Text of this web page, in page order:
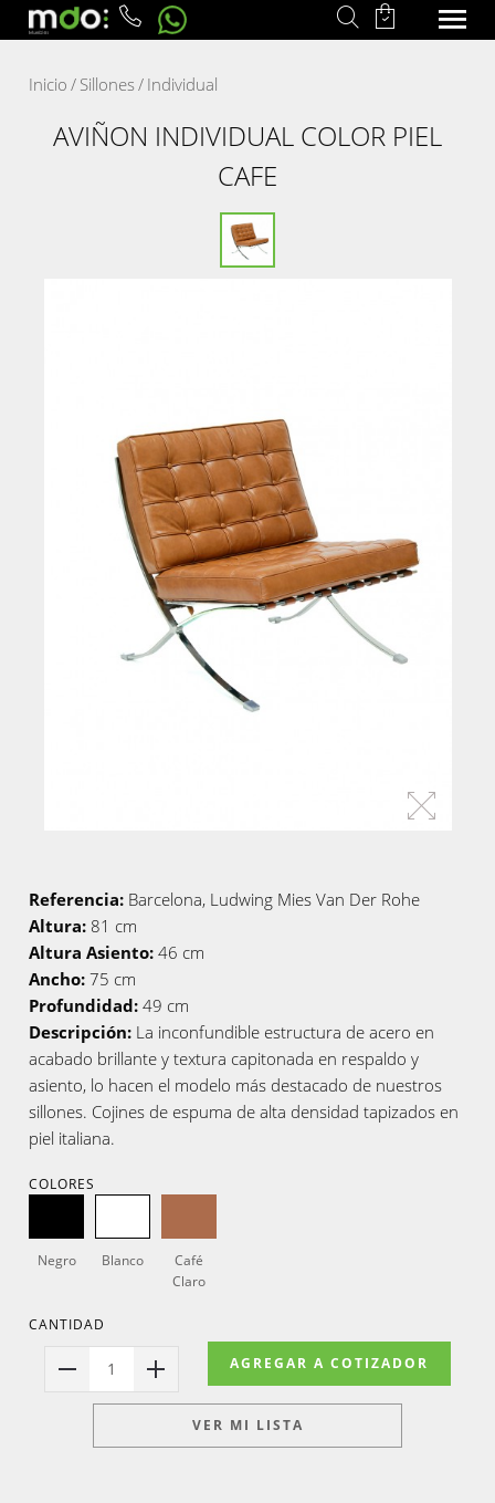
Inicio / Sillones/ Individual
AVIÑON INDIVIDUAL COLOR PIEL
CAFE
Referencia: Barcelona, Ludwing Mies Van Der Rohe
Altura: 81 cm
Altura Asiento:46 cm
Ancho:75 cm
Profundidad:49 cm
Descripción: La inconfundible estructura de acero en
acabado brillante y textura capitonada en respaldo y
asiento, lo hacen el modelo más destacado de nuestros
sillones. Cojines de espuma de alta densidad tapizados en
piel italiana.
COLORES
Negro Blanco
Café
Claro
CANTIDAD
1 AGREGAR A COTIZADOR
VER MI LISTA